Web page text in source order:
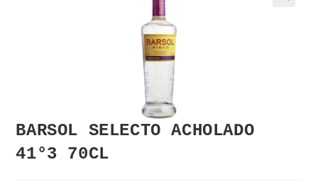
BARSOL SELECTO ACHOLADO
41°3 70CL